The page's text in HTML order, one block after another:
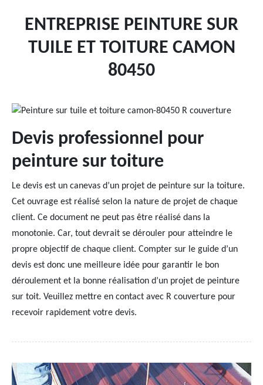
ENTREPRISE PEINTURE SUR
TUILE ET TOITURE CAMON
80450
Devis professionnel pour
peinture sur toiture
Le devis est un canevas d’un projet de peinture sur la toiture.
Cet ouvrage est réalisé selon la nature de projet de chaque
client. Ce document ne peut pas être réalisé dans la
monotonie. Car, tout devrait se dérouler pour atteindre le
propre objectif de chaque client. Compter sur le guide d’un
devis est donc une meilleure idée pour garantir le bon
déroulement et la bonne réalisation d’un projet de peinture
sur toit. Veuillez mettre en contact avec R couverture pour
recevoir rapidement votre devis.